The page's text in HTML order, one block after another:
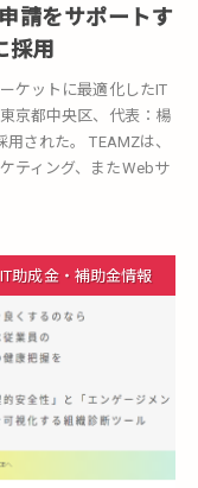
請をサポートす
採用
ケットに最適化したIT
京都中央区、代表：楊
された。 TEAMZは、
ティング、またWebサ
IT助成金・補助金情報